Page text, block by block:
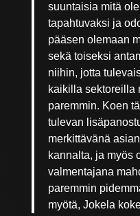
suuntaisia mitä
tapahtuvaksi ja
pääsen olemaan
sekä toiseksi
niihin, jotta
kaikilla sektoreilla
paremmin. Koen
tulevan
merkittävänä
kannalta, ja myös
valmentajana
paremmin
myötä, Jokela